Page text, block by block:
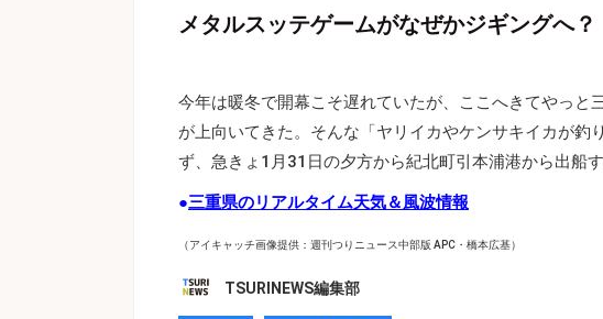
メタルスッテゲームがなぜかジギングへ
今年は暖冬で開幕こそ遅れていたが、ここへきてやっと
が上向いてきた。そんな「ヤリイカやケンサキイカが釣
ず、急きょ1月31日の夕方から紀北町引本浦港から出船
●三重県のリアルタイム天気＆風波情報
（アイキャッチ画像提供：週刊つりニュース中部版 APC・橋本広基）
TSURINEWS編集部